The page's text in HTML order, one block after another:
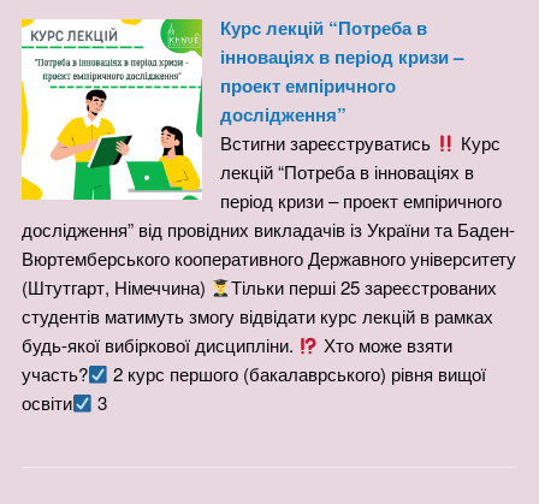
Курс лекцій “Потреба в
інноваціях в період кризи –
проект емпіричного
дослідження”
Встигни зареєструватись
Курс
лекцій “Потреба в інноваціях в
період кризи – проект емпіричного
дослідження” від провідних викладачів із України та Баден-
Вюртемберського кооперативного Державного університету
(Штутгарт, Німеччина)
Тільки перші 25 зареєстрованих
студентів матимуть змогу відвідати курс лекцій в рамках
будь-якої вибіркової дисципліни.
Хто може взяти
участь?
2 курс першого (бакалаврського) рівня вищої
освіти
3